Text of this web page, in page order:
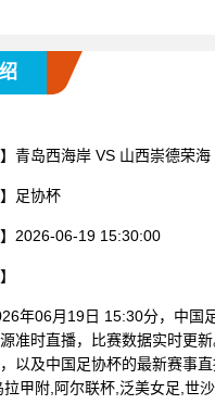
青岛西海岸 VS 山西崇德荣
足协杯
2026-06-19 15:30:00
年06月19日 15:30分，中国
准时直播，比赛数据实时更
以及中国足协杯的最新赛事
拉甲附,阿尔联杯,泛美女足,世